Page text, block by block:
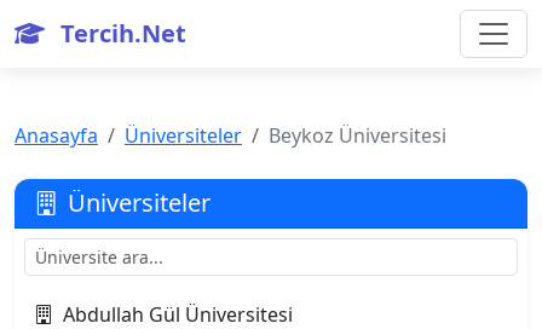
Tercih.Net
Anasayfa Üniversiteler Beykoz Üniversitesi
Üniversiteler
Abdullah Gül Üniversitesi